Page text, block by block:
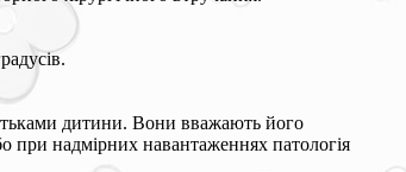
дитини. Вони вважають його
при надмірних навантаженнях патологія